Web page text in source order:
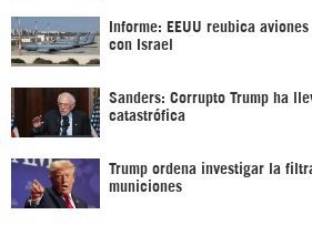
Informe: EEUU reubica
con Israel
Sanders: Corrupto Trump ha
catastrófica
Trump ordena investigar la
municiones